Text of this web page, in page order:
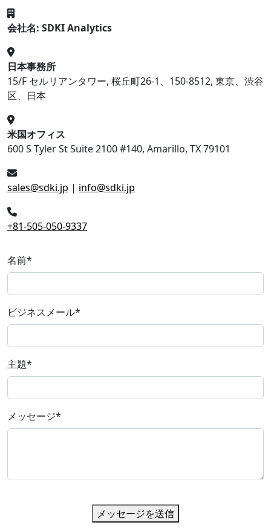
会社名: SDKI Analytics
日本事務所
15/F セルリアンタワー, 桜丘町26-1、150-8512, 東京、渋谷
区、日本
米国オフィス
600 S Tyler St Suite 2100 #140, Amarillo, TX 79101
sales@sdki.jp | info@sdki.jp
+81-505-050-9337
名前*
ビジネスメール*
主題*
メッセージ*
メッセージを送信